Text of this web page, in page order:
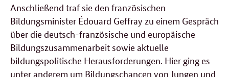
Anschließend traf sie den französischen
Bildungsminister Édouard Geffray zu einem Gespräch
über die deutsch-französische und europäische
Bildungszusammenarbeit sowie aktuelle
bildungspolitische Herausforderungen. Hier ging es
unter anderem um Bildungschancen von Jungen und